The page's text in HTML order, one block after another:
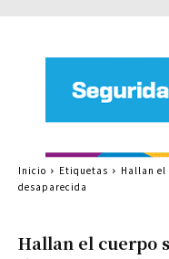
Hallan el cuerpo
Inicio Etiquetas
Hallan el
desaparecida